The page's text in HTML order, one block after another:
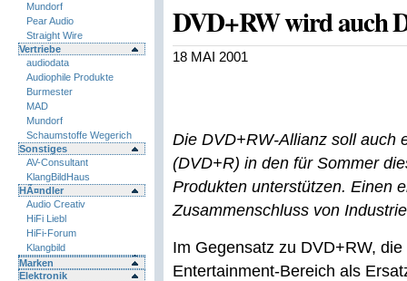
Mundorf
Pear Audio
Straight Wire
Vertriebe
audiodata
Audiophile Produkte
Burmester
MAD
Mundorf
Schaumstoffe Wegerich
Sonstiges
AV-Consultant
KlangBildHaus
HÃ¤ndler
Audio Creativ
HiFi Liebl
HiFi-Forum
Klangbild
Marken
Elektronik
DVD+RW wird auch
18 MAI 2001
Die DVD+RW-Allianz soll auch
(DVD+R) in den für Sommer
Produkten unterstützen. Einen
Zusammenschluss von
Im Gegensatz zu DVD+RW,
Entertainment-Bereich als